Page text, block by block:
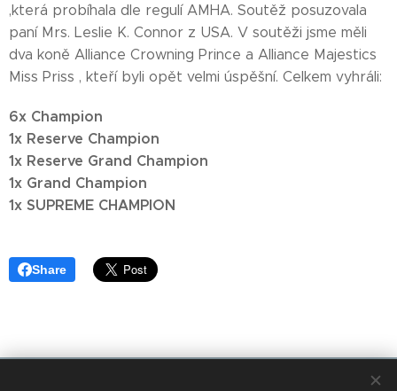
,která probíhala dle regulí AMHA. Soutěž posuzovala
paní Mrs. Leslie K. Connor z USA. V soutěži jsme měli
dva koně Alliance Crowning Prince a Alliance Majestics
Miss Priss , kteří byli opět velmi úspěšní. Celkem vyhráli:
6x Champion
1x Reserve Champion
1x Reserve Grand Champion
1x Grand Champion
1x SUPREME CHAMPION
Share
© 2018 Tikitano Farm. Všechna práva vyhrazena.Kopírování